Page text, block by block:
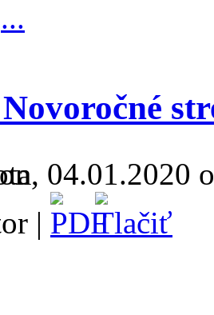
04.01.2020
|